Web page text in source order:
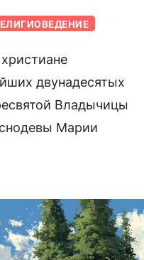
двунадесятых
Владычицы
Марии